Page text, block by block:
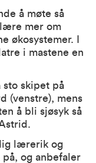
å møte så
lære mer om
økosystemer. I
i mastene en
skipet på
(venstre), mens
å bli sjøsyk så
lærerik og
på, og anbefaler